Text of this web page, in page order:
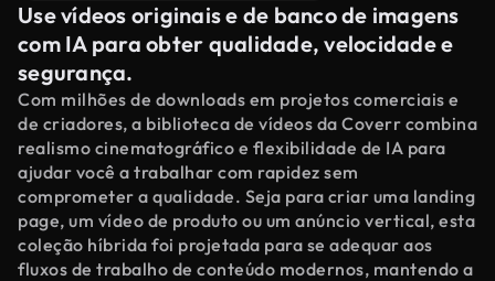
Use vídeos originais e de banco de imagens
com IA para obter qualidade, velocidade e
segurança.
Com milhões de downloads em projetos comerciais e
de criadores, a biblioteca de vídeos da Coverr combina
realismo cinematográfico e flexibilidade de IA para
ajudar você a trabalhar com rapidez sem
comprometer a qualidade. Seja para criar uma landing
page, um vídeo de produto ou um anúncio vertical, esta
coleção híbrida foi projetada para se adequar aos
fluxos de trabalho de conteúdo modernos, mantendo a